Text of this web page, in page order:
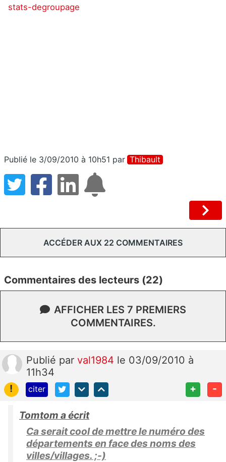
stats-degroupage
Publié le 3/09/2010 à 10h51 par Thibault
ACCÉDER AUX 22 COMMENTAIRES
Commentaires des lecteurs (22)
AFFICHER LES 7 PREMIERS
COMMENTAIRES.
Publié par val1984 le 03/09/2010 à
11h34
!
citer + -
Tomtom a écrit
Ca serait cool de mettre le numéro des
départements en face des noms des
villes/villages. ;-)